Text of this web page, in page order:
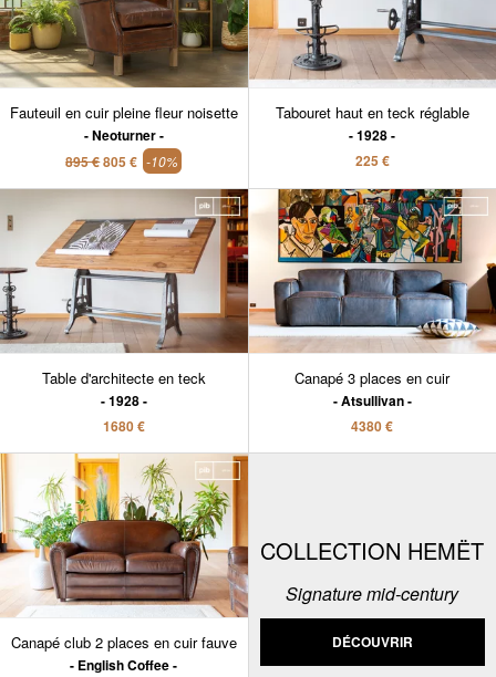
Fauteuil en cuir pleine fleur noisette
Neoturner
895 €805 € -10%
Tabouret haut en teck réglable
1928
225 €
Table d'architecte en teck
1928
1680 €
Canapé 3 places en cuir
Atsullivan
4380 €
Canapé club 2 places en cuir fauve
English Coffee
COLLECTION HEMËT
Signature mid-century
DÉCOUVRIR